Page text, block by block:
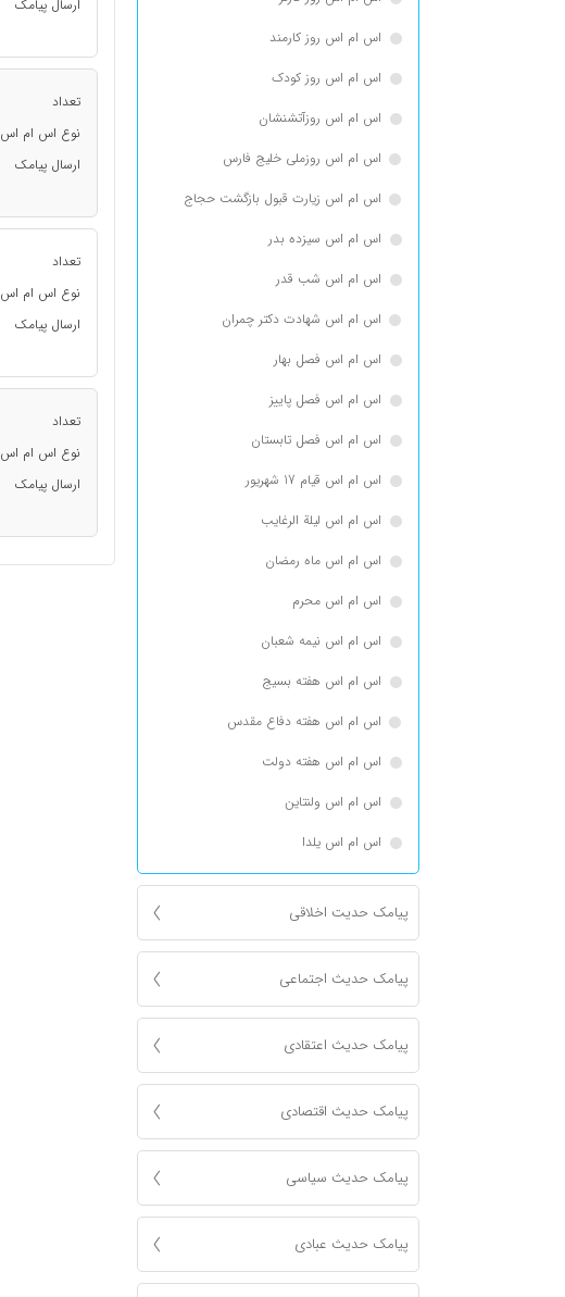
اس ام اس روز کارمند
اس ام اس روز کودک
اس ام اس روزآتشنشان
اس ام اس روزملی خلیج فارس
اس ام اس زیارت قبول بازگشت حجاج
اس ام اس سیزده بدر
اس ام اس شب قدر
اس ام اس شهادت دکتر چمران
اس ام اس فصل بهار
اس ام اس فصل پاییز
اس ام اس فصل تابستان
اس ام اس قیام 17 شهریور
اس ام اس لیلة الرغایب
اس ام اس ماه رمضان
اس ام اس محرم
اس ام اس نیمه شعبان
اس ام اس هفته بسیج
اس ام اس هفته دفاع مقدس
اس ام اس هفته دولت
اس ام اس ولنتاین
اس ام اس یلدا
پیامک حدیت اخلاقی
پیامک حدیث اجتماعی
پیامک حدیث اعتقادی
پیامک حدیث اقتصادی
پیامک حدیث سیاسی
پیامک حدیث عبادی
ارسال پیامک
تعداد
نوع اس ام اس
ارسال پیامک
تعداد
نوع اس ام اس
ارسال پیامک
تعداد
نوع اس ام اس
ارسال پیامک